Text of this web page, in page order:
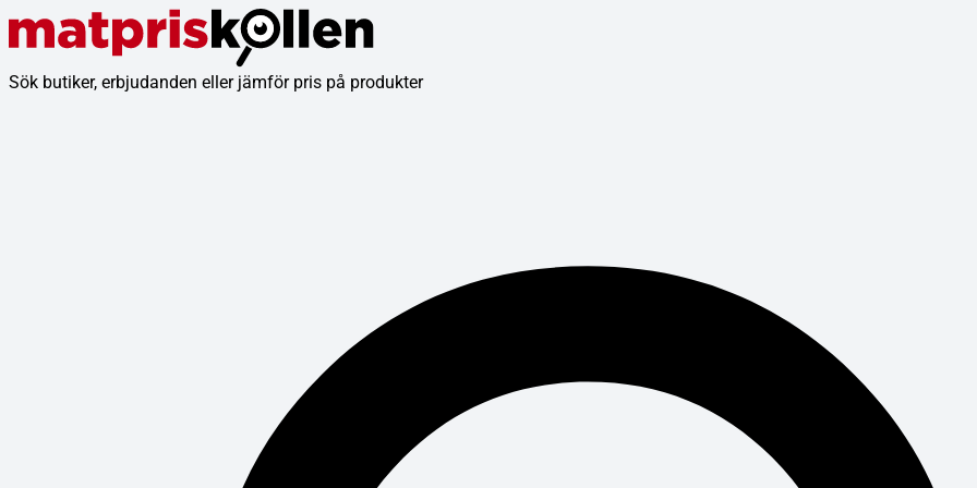
Sök butiker, erbjudanden eller jämför pris på produkter